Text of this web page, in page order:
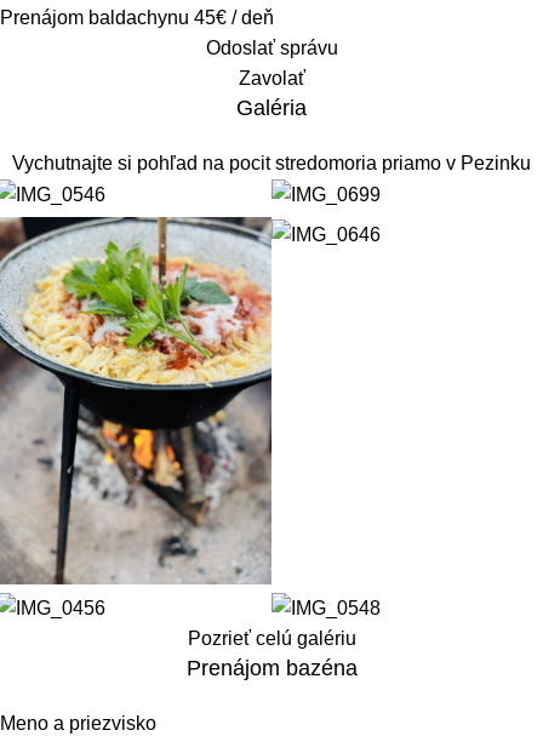
Prenájom baldachynu 45€ / deň
Odoslať správu
Zavolať
Galéria
Vychutnajte si pohľad na pocit stredomoria priamo v Pezinku
Pozrieť celú galériu
Prenájom bazéna
Meno a priezvisko